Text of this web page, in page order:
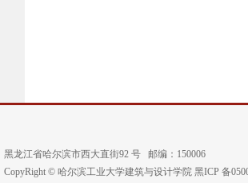
黑龙江省哈尔滨市西大直街92 号 邮编：150006
CopyRight © 哈尔滨工业大学建筑与设计学院 黑ICP 备